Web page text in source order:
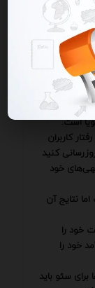
است.
که نه
مخاطبان
می‌توانید
کمک
است.
کاربران
کنید
خود
نتایج آن
خود را
خود را
سئو باید